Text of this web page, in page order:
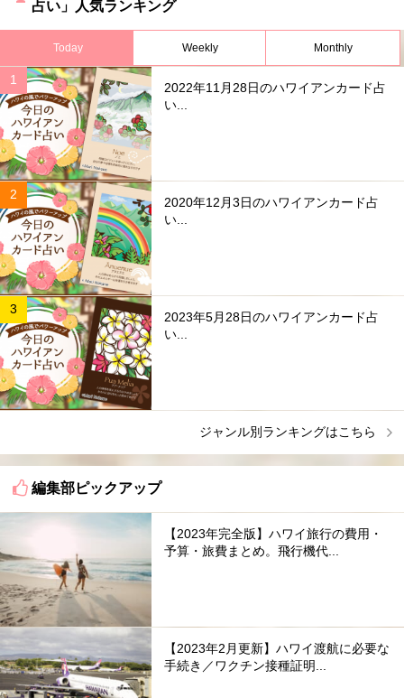
占い」人気ランキング
Today Weekly Monthly
2022年11月28日のハワイアンカード占
い...
2020年12月3日のハワイアンカード占
い...
2023年5月28日のハワイアンカード占
い...
ジャンル別ランキングはこちら
編集部ピックアップ
【2023年完全版】ハワイ旅行の費用・
予算・旅費まとめ。飛行機代...
【2023年2月更新】ハワイ渡航に必要な
手続き／ワクチン接種証明...